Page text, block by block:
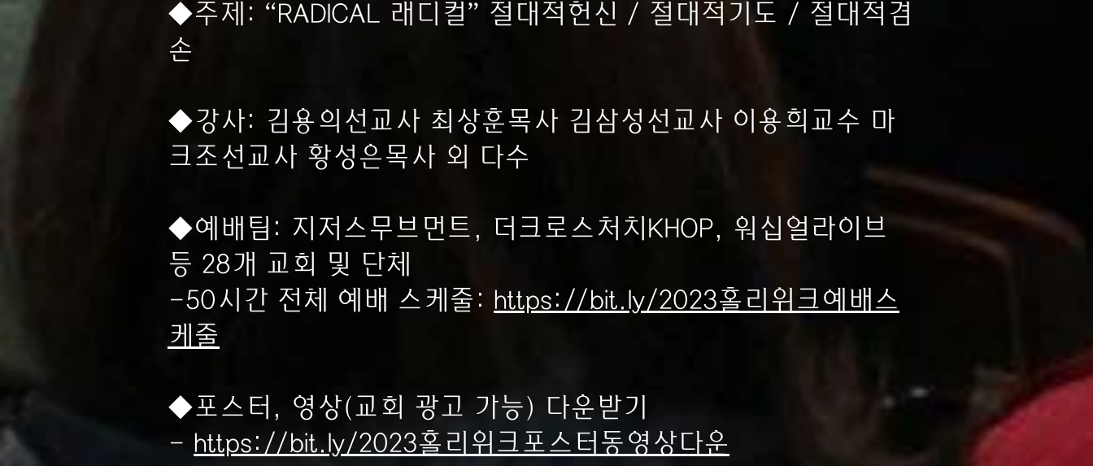
◆주제: “RADICAL 래디컬” 절대적헌신 / 절대적기도 / 절대적겸
손
◆강사: 김용의선교사 최상훈목사 김삼성선교사 이용희교수 마
크조선교사 황성은목사 외 다수
◆예배팀: 지저스무브먼트, 더크로스처치KHOP, 워십얼라이브
등 28개 교회 및 단체
-50시간 전체 예배 스케줄: https://bit.ly/2023홀리위크예배스
케줄
◆포스터, 영상(교회 광고 가능) 다운받기
- https://bit.ly/2023홀리위크포스터동영상다운